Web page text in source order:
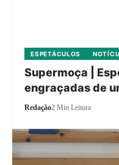
ESPETÁCULOS
Supermoça |
engraçadas de
Redação2 Min Leitura